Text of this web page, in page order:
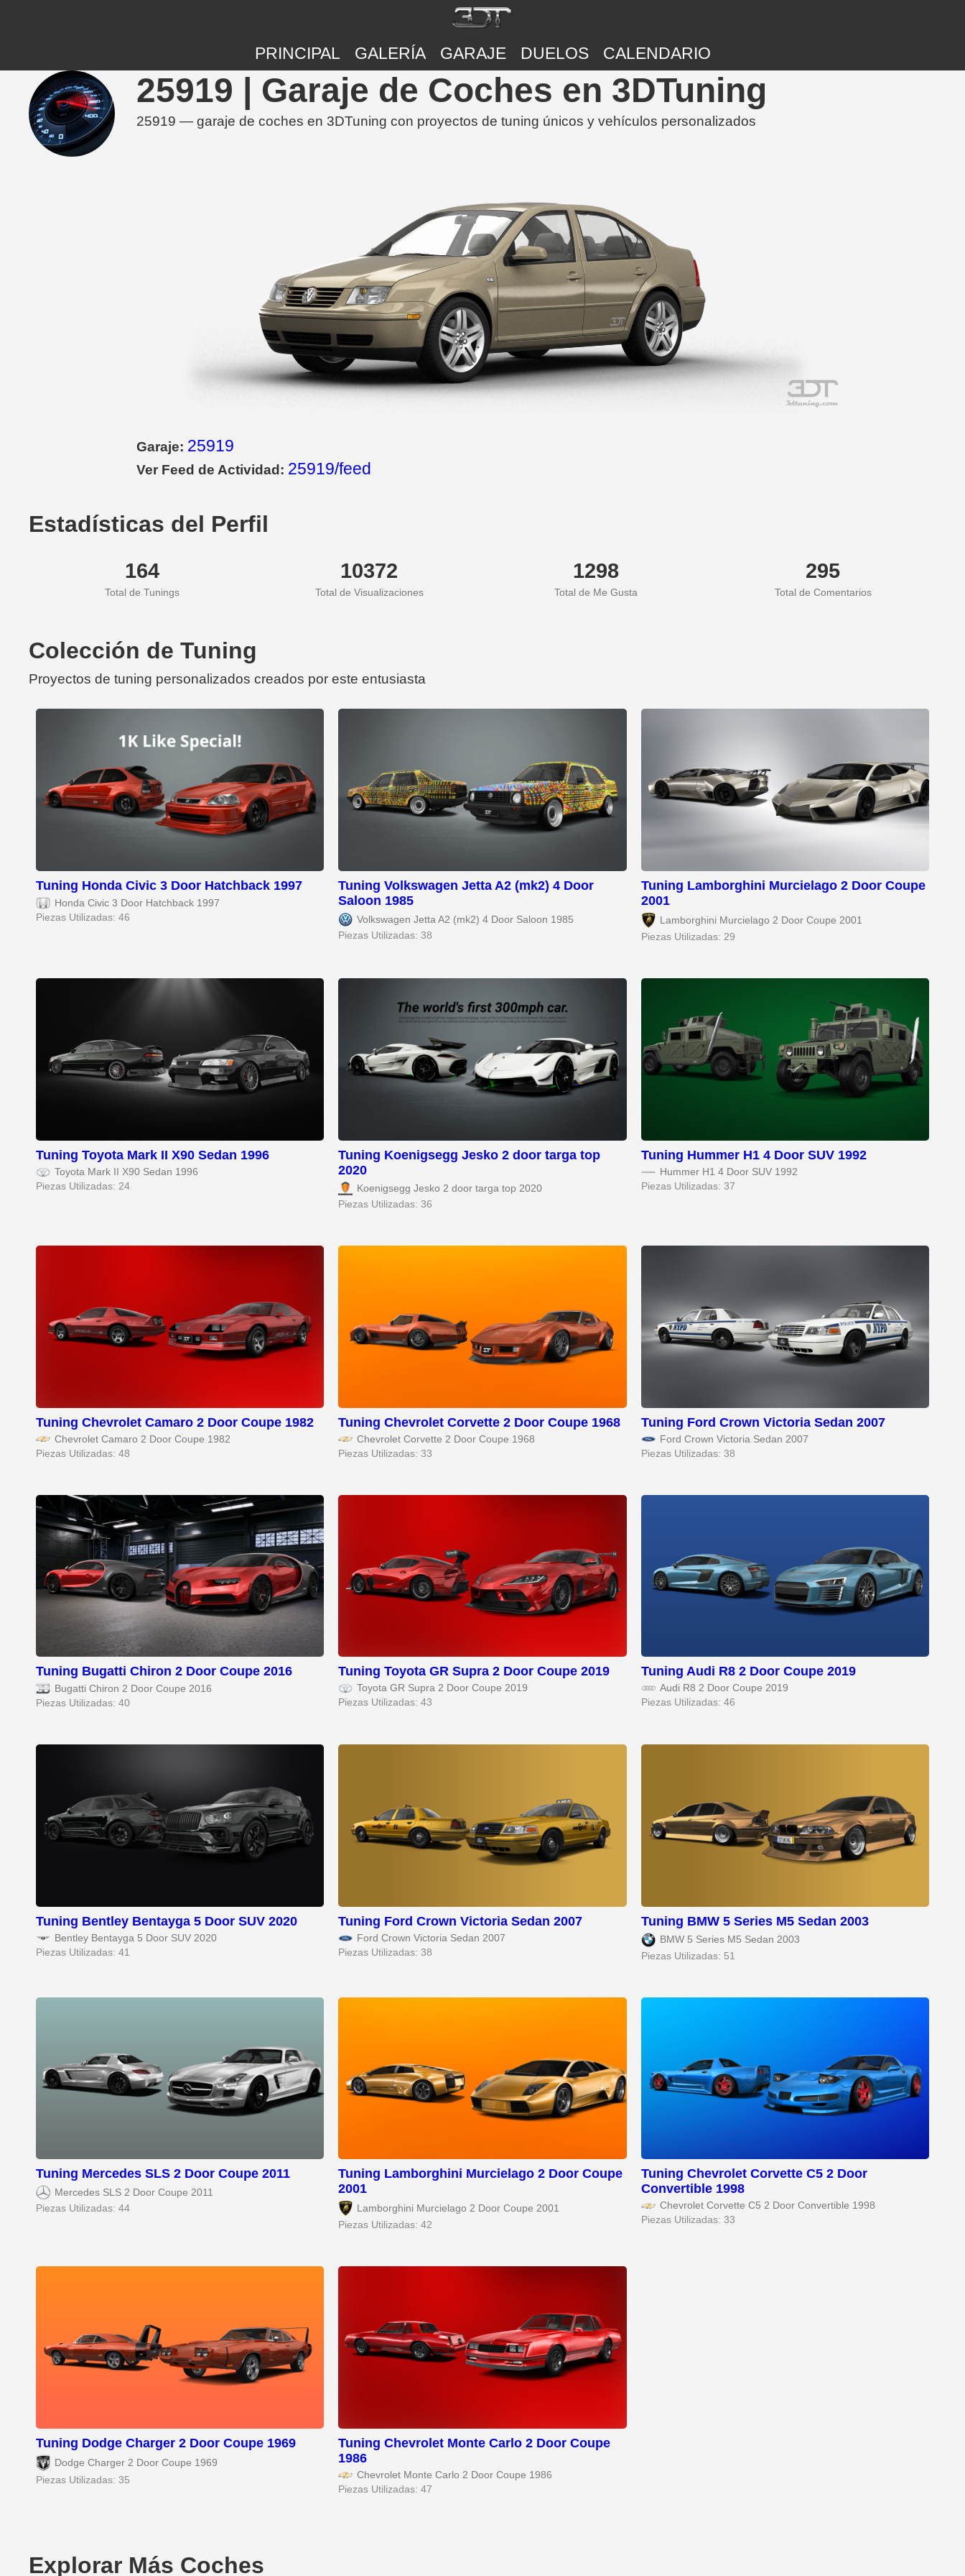
PRINCIPAL GALERÍA GARAJE DUELOS CALENDARIO
25919 | Garaje de Coches en 3DTuning
25919 — garaje de coches en 3DTuning con proyectos de tuning únicos y vehículos personalizados
Garaje: 25919
Ver Feed de Actividad: 25919/feed
Estadísticas del Perfil
164
Total de Tunings
10372
Total de Visualizaciones
1298
Total de Me Gusta
295
Total de Comentarios
Colección de Tuning
Proyectos de tuning personalizados creados por este entusiasta
Tuning Honda Civic 3 Door Hatchback 1997
Honda Civic 3 Door Hatchback 1997
Piezas Utilizadas: 46
Tuning Volkswagen Jetta A2 (mk2) 4 Door
Saloon 1985
Volkswagen Jetta A2 (mk2) 4 Door Saloon 1985
Piezas Utilizadas: 38
Tuning Lamborghini Murcielago 2 Door Coupe
2001
Lamborghini Murcielago 2 Door Coupe 2001
Piezas Utilizadas: 29
Tuning Toyota Mark II X90 Sedan 1996
Toyota Mark II X90 Sedan 1996
Piezas Utilizadas: 24
Tuning Koenigsegg Jesko 2 door targa top
2020
Koenigsegg Jesko 2 door targa top 2020
Piezas Utilizadas: 36
Tuning Hummer H1 4 Door SUV 1992
Hummer H1 4 Door SUV 1992
Piezas Utilizadas: 37
Tuning Chevrolet Camaro 2 Door Coupe 1982
Chevrolet Camaro 2 Door Coupe 1982
Piezas Utilizadas: 48
Tuning Chevrolet Corvette 2 Door Coupe 1968
Chevrolet Corvette 2 Door Coupe 1968
Piezas Utilizadas: 33
Tuning Ford Crown Victoria Sedan 2007
Ford Crown Victoria Sedan 2007
Piezas Utilizadas: 38
Tuning Bugatti Chiron 2 Door Coupe 2016
Bugatti Chiron 2 Door Coupe 2016
Piezas Utilizadas: 40
Tuning Toyota GR Supra 2 Door Coupe 2019
Toyota GR Supra 2 Door Coupe 2019
Piezas Utilizadas: 43
Tuning Audi R8 2 Door Coupe 2019
Audi R8 2 Door Coupe 2019
Piezas Utilizadas: 46
Tuning Bentley Bentayga 5 Door SUV 2020
Bentley Bentayga 5 Door SUV 2020
Piezas Utilizadas: 41
Tuning Ford Crown Victoria Sedan 2007
Ford Crown Victoria Sedan 2007
Piezas Utilizadas: 38
Tuning BMW 5 Series M5 Sedan 2003
BMW 5 Series M5 Sedan 2003
Piezas Utilizadas: 51
Tuning Mercedes SLS 2 Door Coupe 2011
Mercedes SLS 2 Door Coupe 2011
Piezas Utilizadas: 44
Tuning Lamborghini Murcielago 2 Door Coupe
2001
Lamborghini Murcielago 2 Door Coupe 2001
Piezas Utilizadas: 42
Tuning Chevrolet Corvette C5 2 Door
Convertible 1998
Chevrolet Corvette C5 2 Door Convertible 1998
Piezas Utilizadas: 33
Tuning Dodge Charger 2 Door Coupe 1969
Dodge Charger 2 Door Coupe 1969
Piezas Utilizadas: 35
Tuning Chevrolet Monte Carlo 2 Door Coupe
1986
Chevrolet Monte Carlo 2 Door Coupe 1986
Piezas Utilizadas: 47
Explorar Más Coches